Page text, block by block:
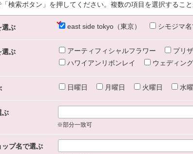
検索ボタン」を押してください。複数の項目を選択すること
選ぶ east side tokyo（東京） シモジマ
選ぶ アーティフィシャルフラワー プリ
ハワイアンリボンレイ
ウェディン
日曜日 月曜日 火曜日 水
ぶ
※部分一致可
ップ名で選ぶ